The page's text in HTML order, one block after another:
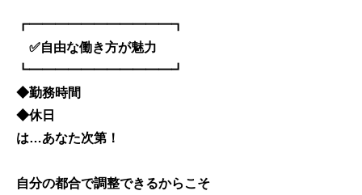
┏━━━━━━━━━━━┓
✅自由な働き方が魅力
┗━━━━━━━━━━━┛
◆勤務時間
◆休日
は…あなた次第！
自分の都合で調整できるからこそ